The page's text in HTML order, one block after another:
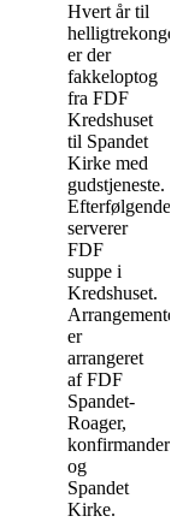
Hvert år til
helligtrekonger
er der
fakkeloptog
fra FDF
Kredshuset
til Spandet
Kirke med
gudstjeneste.
Efterfølgende
serverer
FDF
suppe i
Kredshuset.
Arrangementet
er
arrangeret
af FDF
Spandet-
Roager,
konfirmander
og
Spandet
Kirke.